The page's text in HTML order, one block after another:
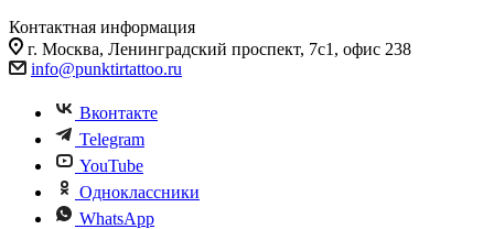
Контактная информация
г. Москва, Ленинградский проспект, 7с1, офис 238
info@punktirtattoo.ru
Вконтакте
Telegram
YouTube
Одноклассники
WhatsApp